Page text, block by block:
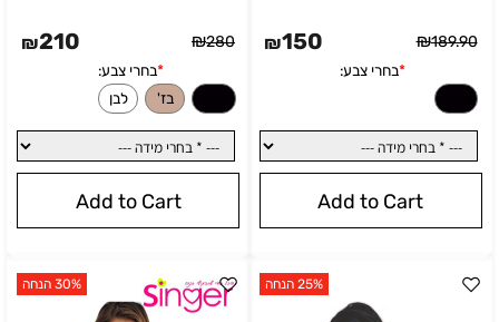
₪189.90
₪150
Add to Cart
₪280
₪210
Add to Cart
25% הנחה 30% הנחה